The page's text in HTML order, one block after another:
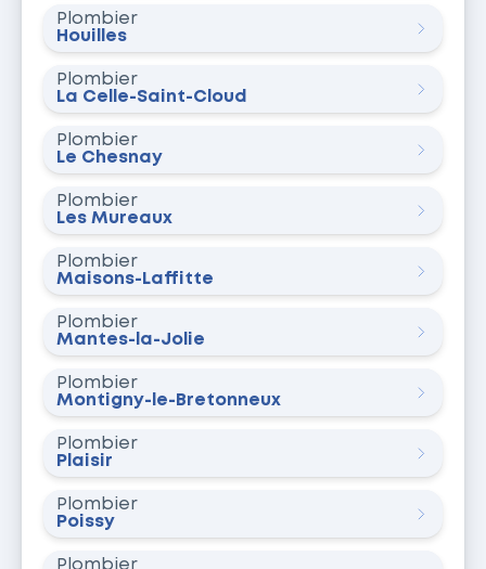
Plombier
Houilles
Plombier
La Celle-Saint-Cloud
Plombier
Le Chesnay
Plombier
Les Mureaux
Plombier
Maisons-Laffitte
Plombier
Mantes-la-Jolie
Plombier
Montigny-le-Bretonneux
Plombier
Plaisir
Plombier
Poissy
Plombier